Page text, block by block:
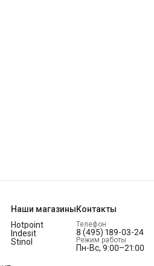
Наши магазины
Hotpoint
Indesit
Stinol
Контакты
Телефон
8 (495) 189-03-24
Режим работы
Пн-Вс, 9:00–21:00